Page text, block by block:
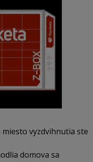
vyzdvihnutia ste
domova sa